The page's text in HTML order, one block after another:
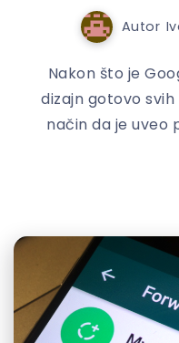
Autor
Nakon što je
dizajn gotovo
način da je uveo